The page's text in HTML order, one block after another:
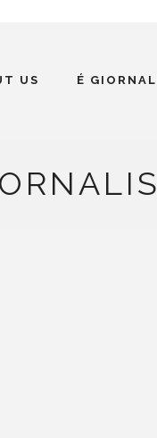
US É